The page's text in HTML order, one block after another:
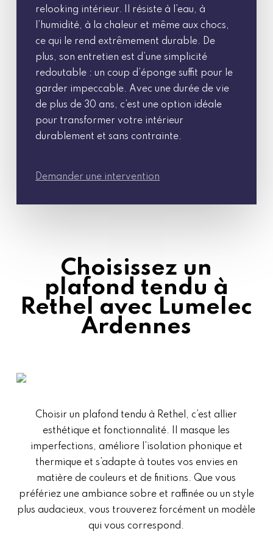
relooking intérieur. Il résiste à l’eau, à
l’humidité, à la chaleur et même aux chocs,
ce qui le rend extrêmement durable. De
plus, son entretien est d’une simplicité
redoutable : un coup d’éponge suffit pour le
garder impeccable. Avec une durée de vie
de plus de 30 ans, c’est une option idéale
pour transformer votre intérieur
durablement et sans contrainte.
Demander une intervention
Choisissez un
plafond tendu à
Rethel avec Lumelec
Ardennes
Choisir un plafond tendu à Rethel, c’est allier
esthétique et fonctionnalité. Il masque les
imperfections, améliore l’isolation phonique et
thermique et s’adapte à toutes vos envies en
matière de couleurs et de finitions. Que vous
préfériez une ambiance sobre et raffinée ou un style
plus audacieux, vous trouverez forcément un modèle
qui vous correspond.